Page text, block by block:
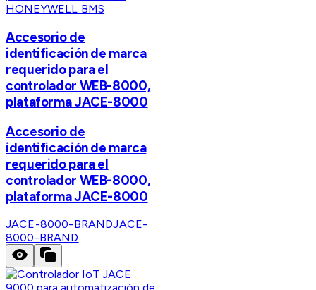
HONEYWELL BMS
Accesorio de
identificación de marca
requerido para el
controlador WEB-8000,
plataforma JACE-8000
Accesorio de
identificación de marca
requerido para el
controlador WEB-8000,
plataforma JACE-8000
JACE-8000-BRANDJACE-
8000-BRAND